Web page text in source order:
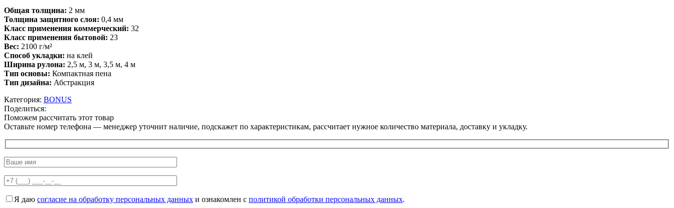
Общая толщина: 2 мм
Толщина защитного слоя: 0,4 мм
Класс применения коммерческий: 32
Класс применения бытовой: 23
Вес: 2100 г/м²
Способ укладки: на клей
Ширина рулона: 2,5 м, 3 м, 3,5 м, 4 м
Тип основы: Компактная пена
Тип дизайна: Абстракция
Категория: BONUS
Поделиться:
Поможем рассчитать этот товар
Оставьте номер телефона — менеджер уточнит наличие, подскажет по характеристикам, рассчитает нужное количество материала, доставку и укладку.
Я даю согласие на обработку персональных данных и ознакомлен с политикой обработки персональных данных.